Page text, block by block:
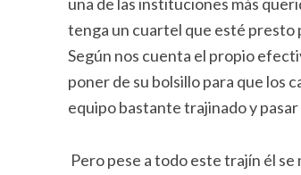
una de las instituciones más
tenga un cuartel que esté presto
Según nos cuenta el propio
poner de su bolsillo para que los
equipo bastante trajinado y
Pero pese a todo este trajín él